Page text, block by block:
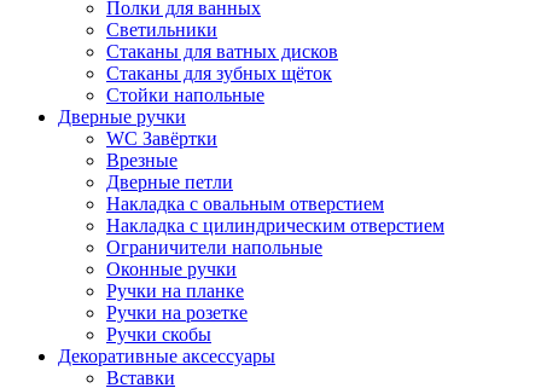
Полки для ванных
Светильники
Стаканы для ватных дисков
Стаканы для зубных щёток
Стойки напольные
Дверные ручки
WC Завёртки
Врезные
Дверные петли
Накладка с овальным отверстием
Накладка с цилиндрическим отверстием
Ограничители напольные
Оконные ручки
Ручки на планке
Ручки на розетке
Ручки скобы
Декоративные аксессуары
Вставки